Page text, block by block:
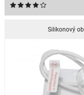
Silikonový